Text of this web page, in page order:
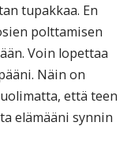
tupakkaa. En
polttamisen
Voin lopettaa
Näin on
että teen
elämääni synnin